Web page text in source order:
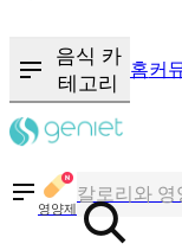
음식 카
테고리
홈커
영양제
칼로리와 영
혈당 · 다이